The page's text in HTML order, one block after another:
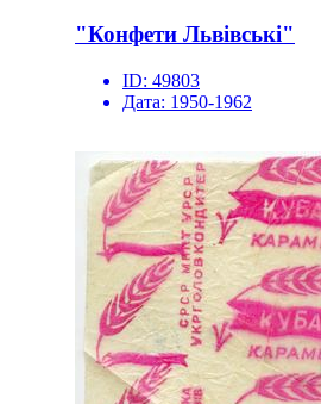
"Конфети Львівські"
ID: 49803
Дата: 1950-1962